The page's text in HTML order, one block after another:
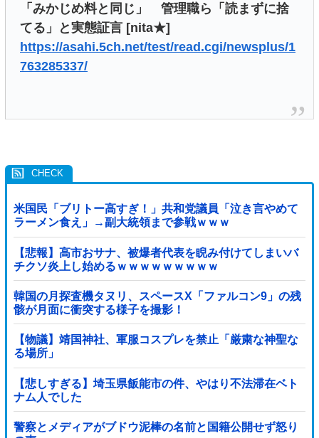
「みかじめ料と同じ」 管理職ら「読まずに捨
てる」と実態証言 [nita★]
https://asahi.5ch.net/test/read.cgi/newsplus/1
763285337/
米国民「ブリトー高すぎ！」共和党議員「泣き言やめて
ラーメン食え」→副大統領まで参戦ｗｗｗ
【悲報】高市おサナ、被爆者代表を睨み付けてしまいバ
チクソ炎上し始めるｗｗｗｗｗｗｗｗｗ
韓国の月探査機タヌリ、スペースX「ファルコン9」の残
骸が月面に衝突する様子を撮影！
【物議】靖国神社、軍服コスプレを禁止「厳粛な神聖な
る場所」
【悲しすぎる】埼玉県飯能市の件、やはり不法滞在ベト
ナム人でした
警察とメディアがブドウ泥棒の名前と国籍公開せず怒り